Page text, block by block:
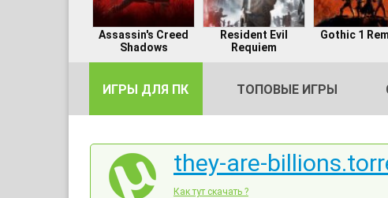
Assassin's Creed
Shadows
Resident Evil
Requiem
Gothic 1
ИГРЫ ДЛЯ ПК ТОПОВЫЕ ИГРЫ
they-are-
Как тут скачать ?